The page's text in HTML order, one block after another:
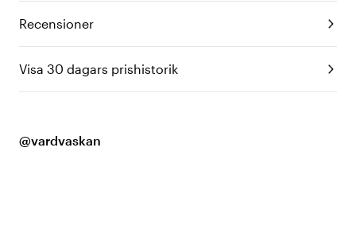
Recensioner
Visa 30 dagars prishistorik
@vardvaskan